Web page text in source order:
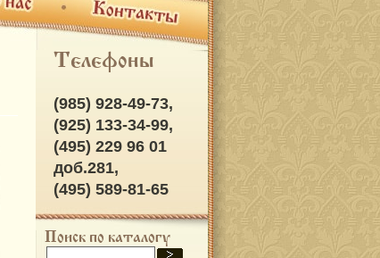
Контакты
Телефоны
(985) 928-49-73,
(925) 133-34-99,
(495) 229 96 01
доб.281,
(495) 589-81-65
Поиск по каталогу